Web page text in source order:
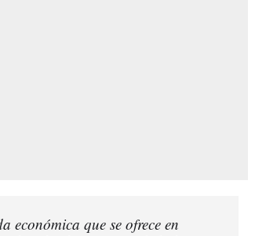
económica que se ofrece en